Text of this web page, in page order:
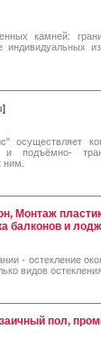
камней:
индивидуальных
]
осуществляет
и подъёмно-
Монтаж
балконов и
- остекление
видов
пол,